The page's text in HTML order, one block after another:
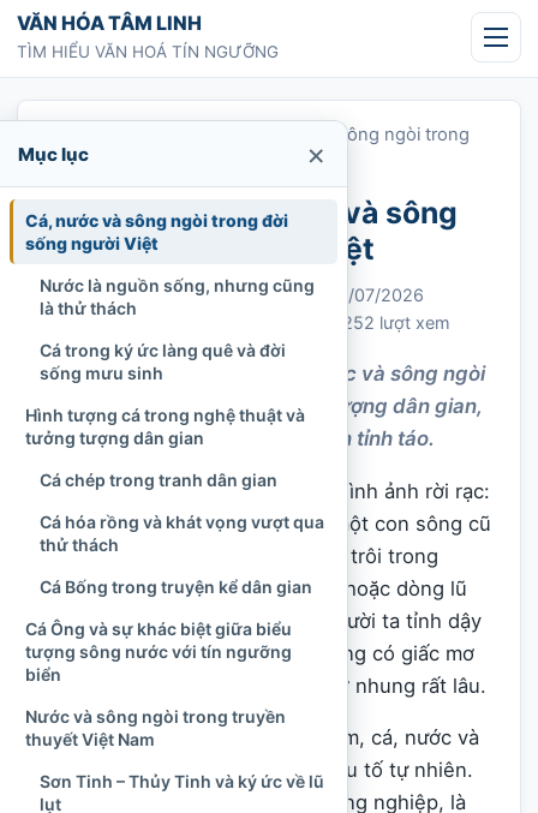
Chuyển tới nội dung
VĂN HÓA TÂM LINH
TÌM HIỂU VĂN HOÁ TÍN NGƯỠNG
Giấc mơ về cá, nước và sông ngòi trong
văn hóa Việt
Giấc mơ về cá, nước và sông
ngòi trong văn hóa Việt
Chi Tran 06/07/2026Cập nhật: 16/07/2026
252 lượt xem
Khám phá giấc mơ về cá, nước và sông ngòi
trong văn hóa Việt qua biểu tượng dân gian,
ký ức môi trường và cách nhìn tỉnh táo.
Có những giấc mơ chỉ để lại vài hình ảnh rời rạc:
một đàn cá lấp lánh dưới nước, một con sông cũ
chảy qua làng, chiếc thuyền nhỏ trôi trong
sương sớm, mặt nước trong veo hoặc dòng lũ
cuộn mạnh. Có giấc mơ khiến người ta tỉnh dậy
với cảm giác bình yên, nhưng cũng có giấc mơ
để lại sự bối rối, lo lắng hoặc nhớ nhung rất lâu.
Trong đời sống dân gian Việt Nam, cá, nước và
sông ngòi không chỉ là những yếu tố tự nhiên.
Đó là nguồn sống của cư dân nông nghiệp, là
Mục lục ×
Cá, nước và sông ngòi trong đời
sống người Việt
Nước là nguồn sống, nhưng cũng
là thử thách
Cá trong ký ức làng quê và đời
sống mưu sinh
Hình tượng cá trong nghệ thuật và
tưởng tượng dân gian
Cá chép trong tranh dân gian
Cá hóa rồng và khát vọng vượt qua
thử thách
Cá Bống trong truyện kể dân gian
Cá Ông và sự khác biệt giữa biểu
tượng sông nước với tín ngưỡng
biển
Nước và sông ngòi trong truyền
thuyết Việt Nam
Sơn Tinh – Thủy Tinh và ký ức về lũ
lụt